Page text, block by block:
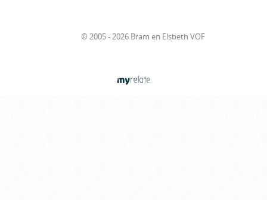
© 2005 - 2026 Bram en Elsbeth VOF